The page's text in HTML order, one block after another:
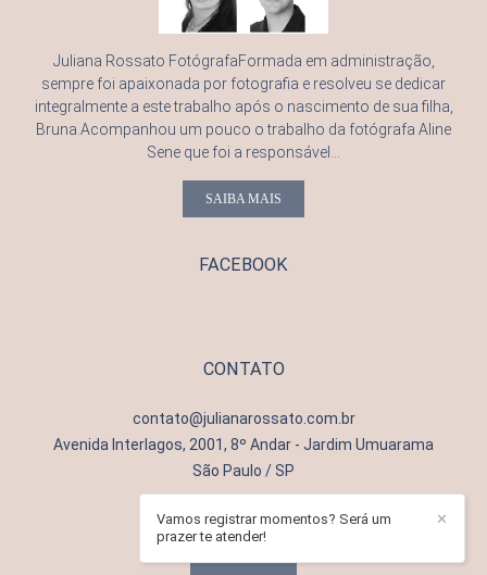
Juliana Rossato FotógrafaFormada em administração,
sempre foi apaixonada por fotografia e resolveu se dedicar
integralmente a este trabalho após o nascimento de sua filha,
Bruna.Acompanhou um pouco o trabalho da fotógrafa Aline
Sene que foi a responsável...
SAIBA MAIS
FACEBOOK
CONTATO
contato@julianarossato.com.br
Avenida Interlagos, 2001, 8º Andar - Jardim Umuarama
São Paulo / SP
✕
Vamos registrar momentos? Será um
prazer te atender!